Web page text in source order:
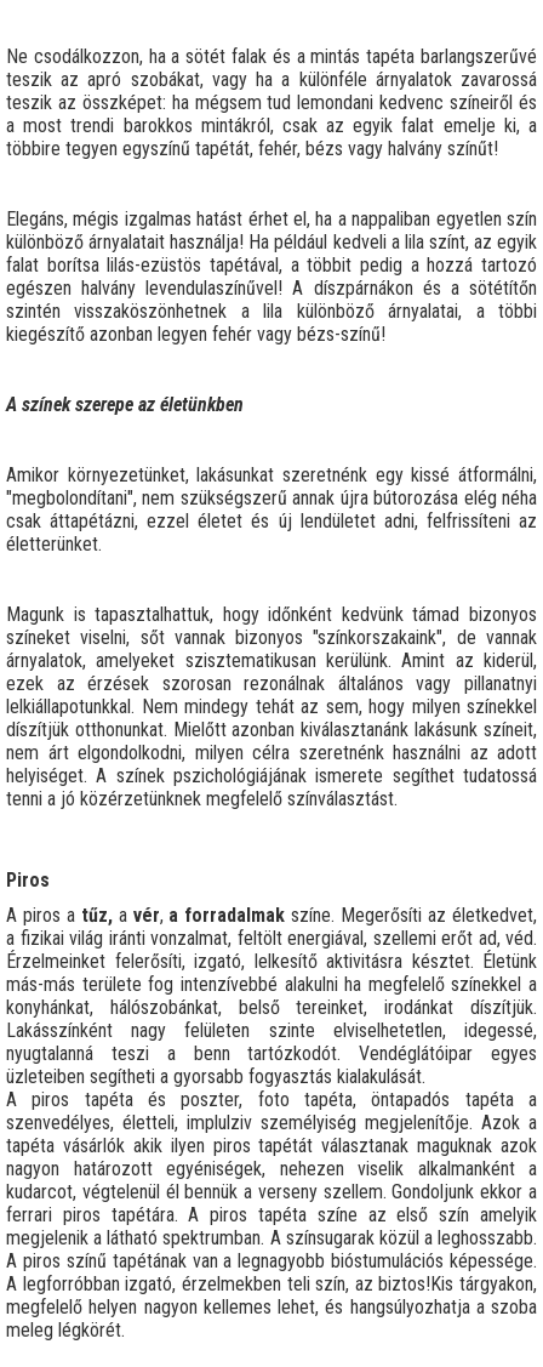
Ne csodálkozzon, ha a sötét falak és a mintás tapéta barlangszerűvé
teszik az apró szobákat, vagy ha a különféle árnyalatok zavarossá
teszik az összképet: ha mégsem tud lemondani kedvenc színeiről és
a most trendi barokkos mintákról, csak az egyik falat emelje ki, a
többire tegyen egyszínű tapétát, fehér, bézs vagy halvány színűt!
Elegáns, mégis izgalmas hatást érhet el, ha a nappaliban egyetlen szín
különböző árnyalatait használja! Ha például kedveli a lila színt, az egyik
falat borítsa lilás-ezüstös tapétával, a többit pedig a hozzá tartozó
egészen halvány levendulaszínűvel! A díszpárnákon és a sötétítőn
szintén visszaköszönhetnek a lila különböző árnyalatai, a többi
kiegészítő azonban legyen fehér vagy bézs-színű!
A színek szerepe az életünkben
Amikor környezetünket, lakásunkat szeretnénk egy kissé átformálni,
"megbolondítani", nem szükségszerű annak újra bútorozása elég néha
csak áttapétázni, ezzel életet és új lendületet adni, felfrissíteni az
életterünket.
Magunk is tapasztalhattuk, hogy időnként kedvünk támad bizonyos
színeket viselni, sőt vannak bizonyos "színkorszakaink", de vannak
árnyalatok, amelyeket szisztematikusan kerülünk. Amint az kiderül,
ezek az érzések szorosan rezonálnak általános vagy pillanatnyi
lelkiállapotunkkal. Nem mindegy tehát az sem, hogy milyen színekkel
díszítjük otthonunkat. Mielőtt azonban kiválasztanánk lakásunk színeit,
nem árt elgondolkodni, milyen célra szeretnénk használni az adott
helyiséget. A színek pszichológiájának ismerete segíthet tudatossá
tenni a jó közérzetünknek megfelelő színválasztást.
Piros
A piros a tűz,a vér, a forradalmak színe. Megerősíti az életkedvet,
a fizikai világ iránti vonzalmat, feltölt energiával, szellemi erőt ad, véd.
Érzelmeinket felerősíti, izgató, lelkesítő aktivitásra késztet. Életünk
más-más területe fog intenzívebbé alakulni ha megfelelő színekkel a
konyhánkat, hálószobánkat, belső tereinket, irodánkat díszítjük.
Lakásszínként nagy felületen szinte elviselhetetlen, idegessé,
nyugtalanná teszi a benn tartózkodót. Vendéglátóipar egyes
üzleteiben segítheti a gyorsabb fogyasztás kialakulását.
A piros tapéta és poszter, foto tapéta, öntapadós tapéta a
szenvedélyes, életteli, implulziv személyiség megjelenítője. Azok a
tapéta vásárlók akik ilyen piros tapétát választanak maguknak azok
nagyon határozott egyéniségek, nehezen viselik alkalmanként a
kudarcot, végtelenül él bennük a verseny szellem. Gondoljunk ekkor a
ferrari piros tapétára. A piros tapéta színe az első szín amelyik
megjelenik a látható spektrumban. A színsugarak közül a leghosszabb.
A piros színű tapétának van a legnagyobb bióstumulációs képessége.
A legforróbban izgató, érzelmekben teli szín, az biztos!Kis tárgyakon,
megfelelő helyen nagyon kellemes lehet, és hangsúlyozhatja a szoba
meleg légkörét.